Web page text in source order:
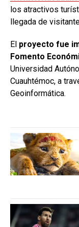
los atractivos
llegada de
El proyecto fue
Fomento
Universidad
Cuauhtémoc, a
Geoinformática.